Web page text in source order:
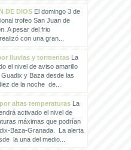
DE DIOSEl domingo 3 de
trofeo San Juan de
A pesar del frio
con una gran...
lluvias y tormentasLa
el nivel de aviso amarillo
y Baza desde las
de la noche de...
altas temperaturasLa
activado el nivel de
máximas que podrían
Baza-Granada. La alerta
la una del medio...